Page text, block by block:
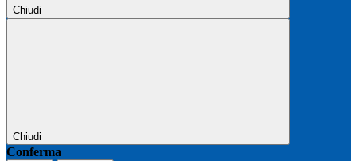
Chiudi
Chiudi
Conferma